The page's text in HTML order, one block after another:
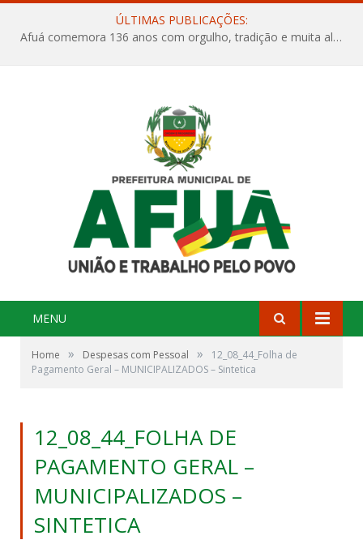
ÚLTIMAS PUBLICAÇÕES:
Afuá comemora 136 anos com orgulho, tradição e muita alegria na Quadra Dr. Nelson Salomão
MENU
Home » Despesas com Pessoal »
12_08_44_Folha de
Pagamento Geral – MUNICIPALIZADOS – Sintetica
12_08_44_FOLHA DE
PAGAMENTO GERAL –
MUNICIPALIZADOS –
SINTETICA